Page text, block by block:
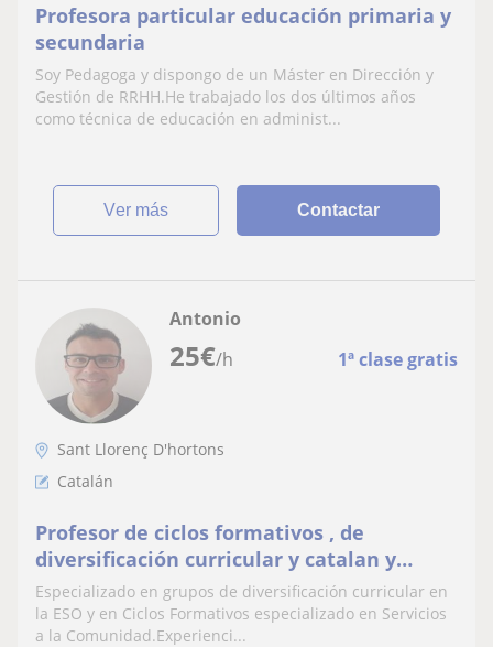
Profesora particular educación primaria y
secundaria
Soy Pedagoga y dispongo de un Máster en Dirección y
Gestión de RRHH.He trabajado los dos últimos años
como técnica de educación en administ...
ver más Contactar
25€/h 1ª clase gratis
Antonio
Sant Llorenç D'hortons
Catalán
Profesor de ciclos formativos , de
diversificación curricular y catalan y
español para extranjeros
Especializado en grupos de diversificación curricular en
la ESO y en Ciclos Formativos especializado en Servicios
a la Comunidad.Experienci...